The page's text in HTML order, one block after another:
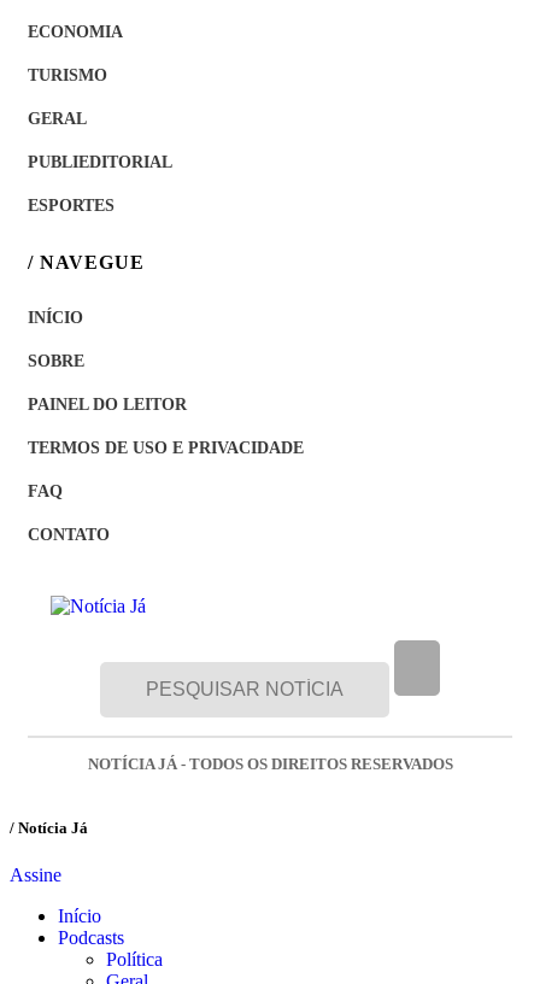
ECONOMIA
TURISMO
GERAL
PUBLIEDITORIAL
ESPORTES
/ NAVEGUE
INÍCIO
SOBRE
PAINEL DO LEITOR
TERMOS DE USO E PRIVACIDADE
FAQ
CONTATO
NOTÍCIA JÁ - TODOS OS DIREITOS RESERVADOS
/ Notícia Já
Assine
Início
Podcasts
Política